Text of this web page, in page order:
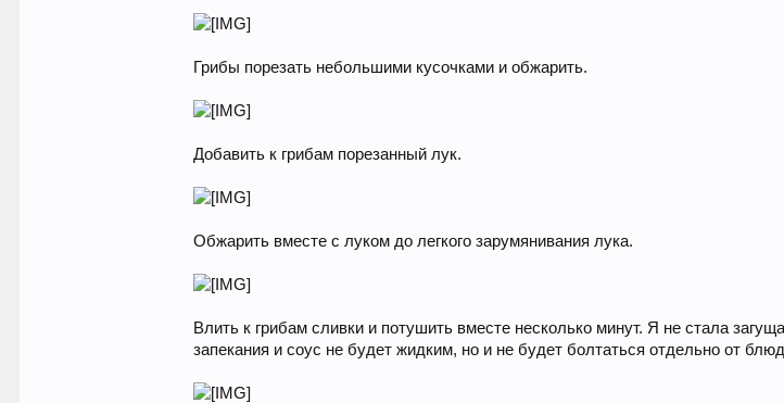
Грибы порезать небольшими кусочками и обжарить.
Добавить к грибам порезанный лук.
Обжарить вместе с луком до легкого зарумянивания лука.
Влить к грибам сливки и потушить вместе несколько минут. Я не стала
запекания и соус не будет жидким, но и не будет болтаться отдельно от